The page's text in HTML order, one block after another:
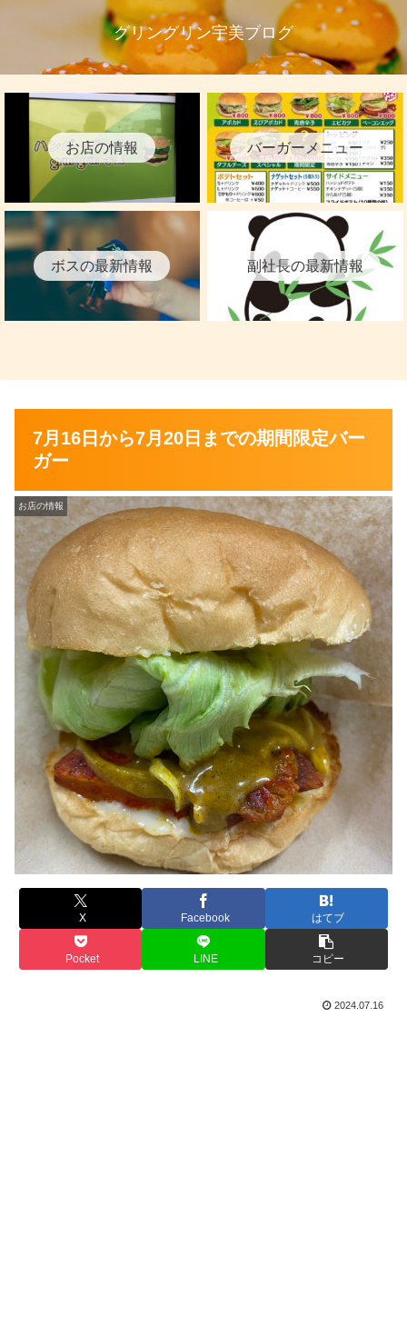
グリングリン宇美ブログ
お店の情報 バーガーメニュー
ボスの最新情報 副社長の最新情報
7月16日から7月20日までの期間限定バー
ガー
お店の情報
X Facebook はてブ
Pocket LINE コピー
2024.07.16